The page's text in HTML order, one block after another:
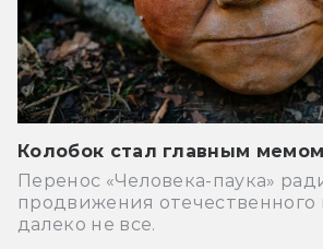
Колобок стал главным мемом
Перенос «Человека-паука»
продвижения
далеко не все.